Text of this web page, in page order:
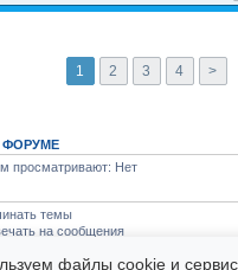
1 2 3 4 >
ФОРУМЕ
просматривают: Нет
темы
на сообщения
свои сообщения
файлы cookie и